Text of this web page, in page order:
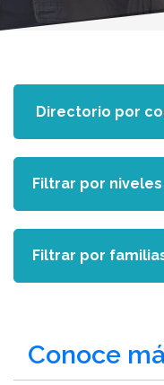
Conoce
Filtrar por
Filtrar por